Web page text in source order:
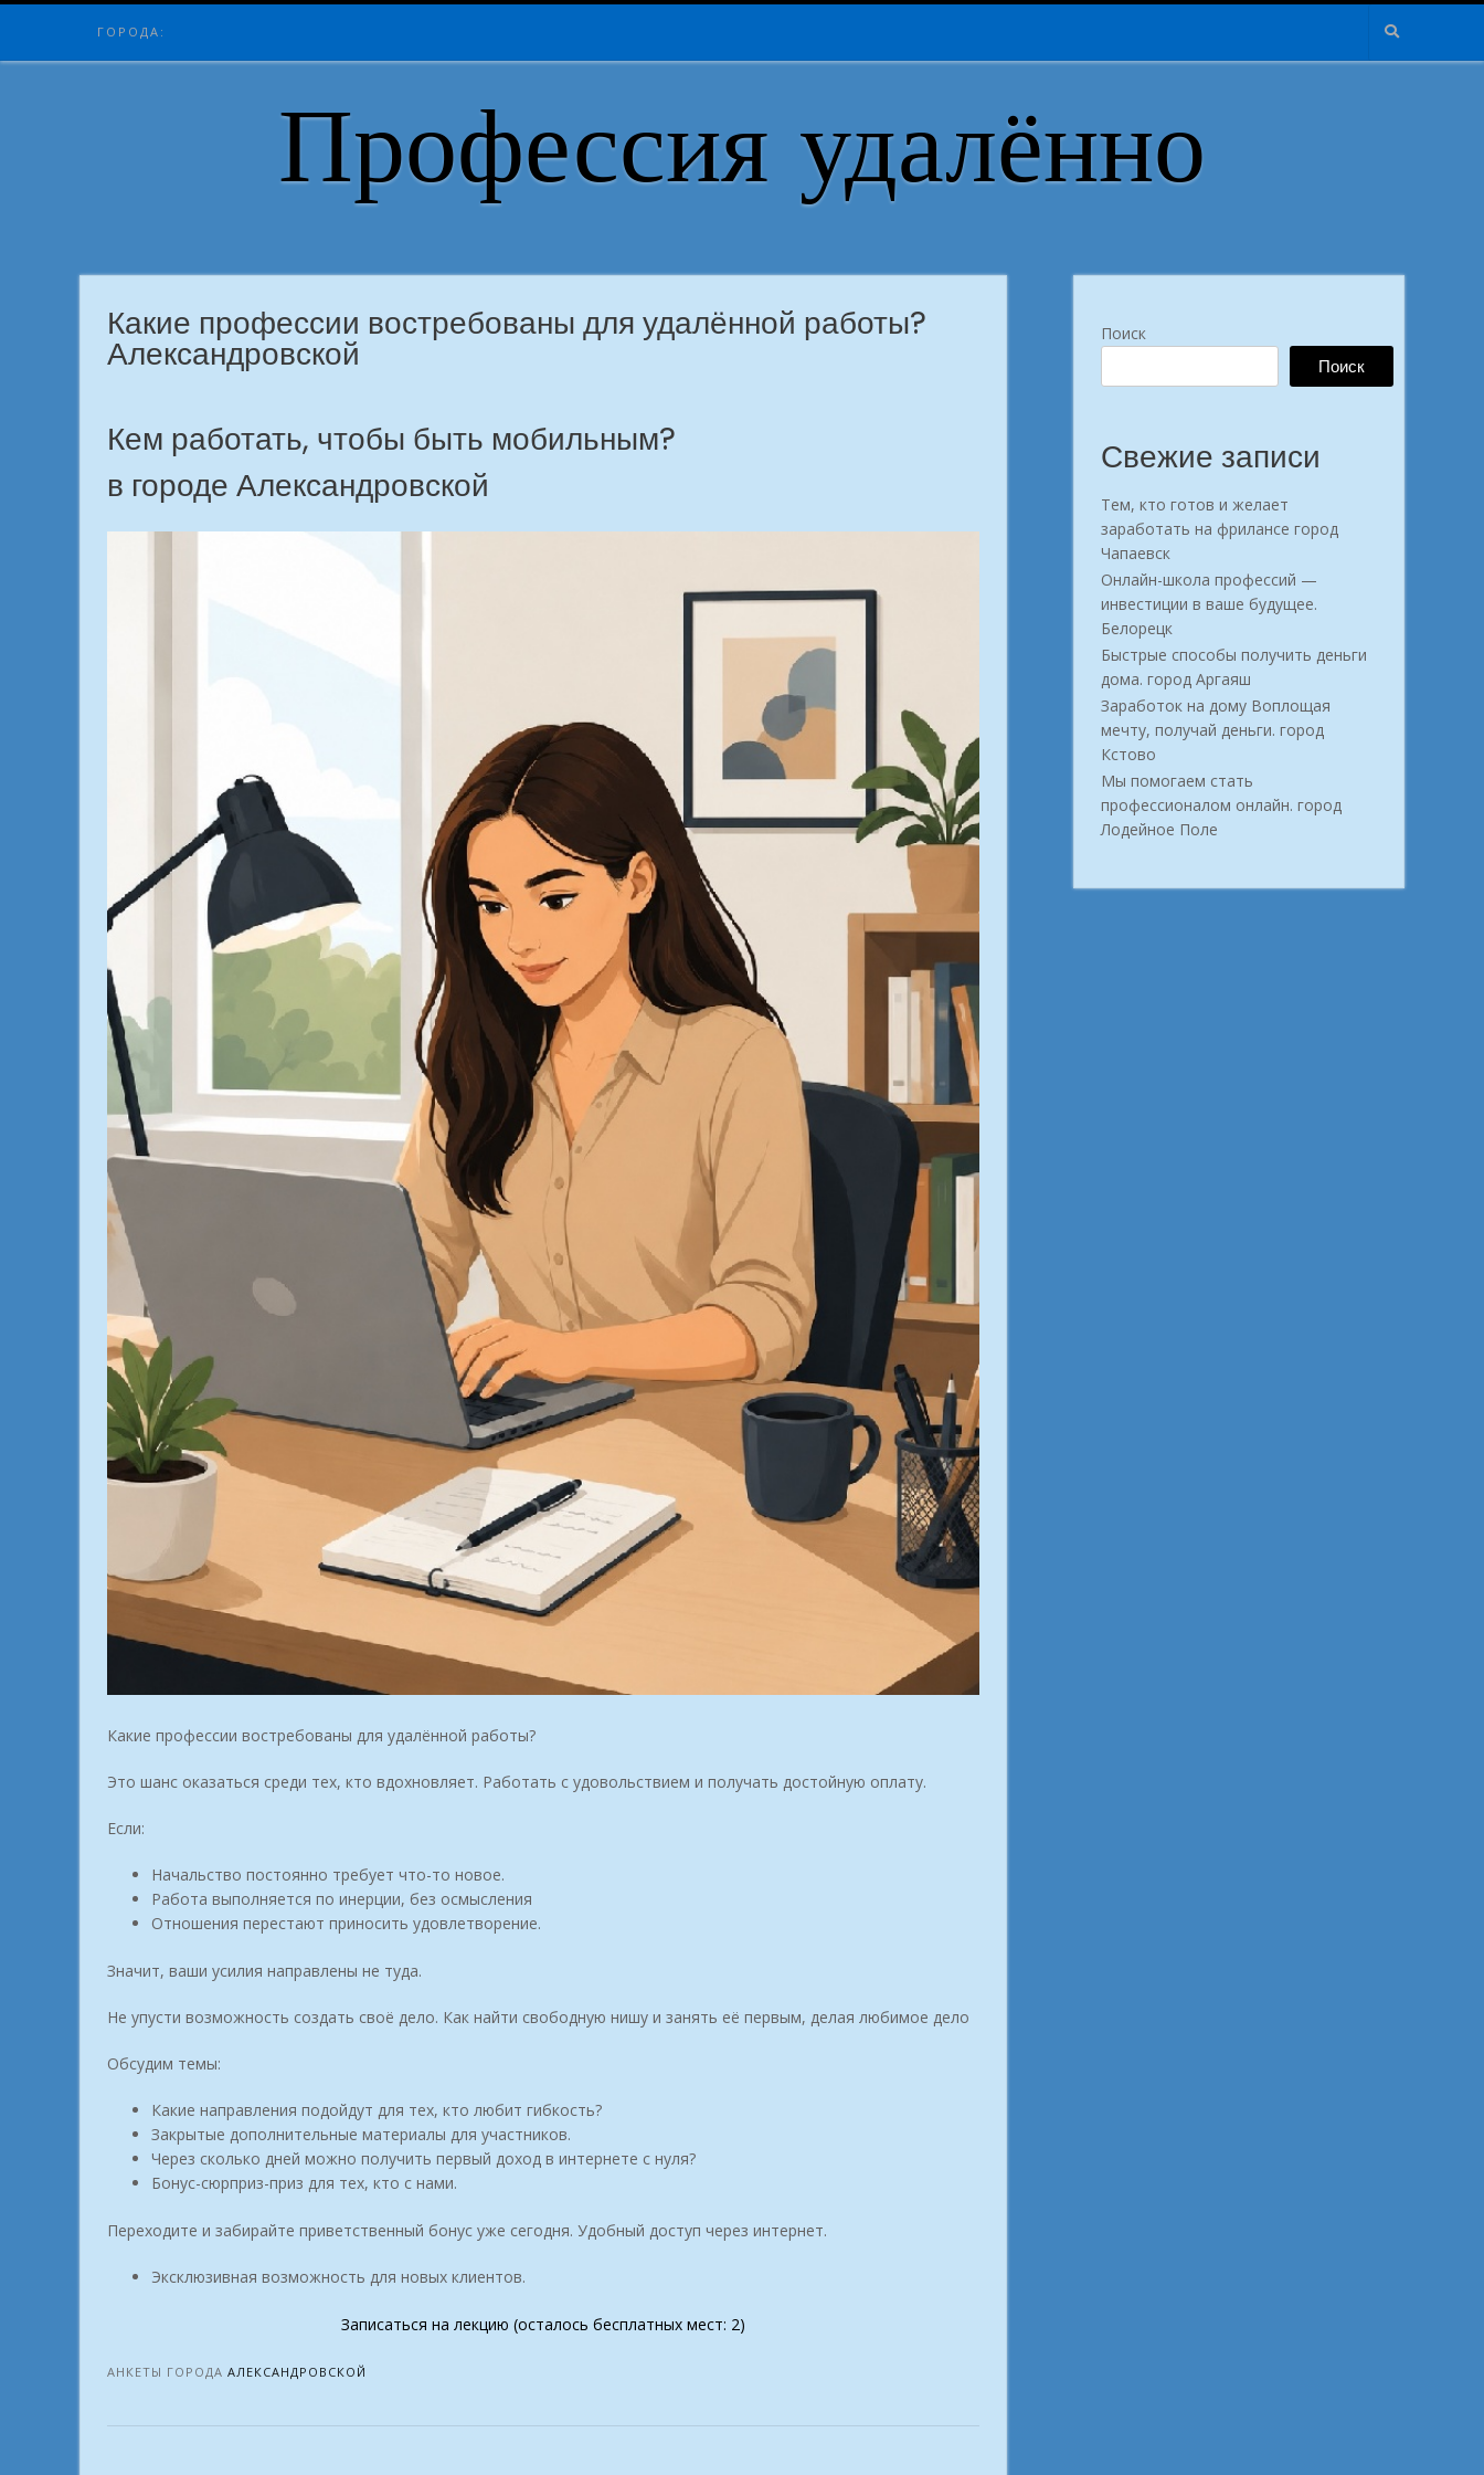
Skip
content
ГОРОДА:
Профессия удалённо
Какие профессии востребованы для удалённой работы?
Александровской
Кем работать, чтобы быть мобильным?
в городе Александровской
Какие профессии востребованы для удалённой работы?
Это шанс оказаться среди тех, кто вдохновляет. Работать с удовольствием и получать достойную оплату.
Если:
Начальство постоянно требует что-то новое.
Работа выполняется по инерции, без осмысления
Отношения перестают приносить удовлетворение.
Значит, ваши усилия направлены не туда.
Не упусти возможность создать своё дело. Как найти свободную нишу и занять её первым, делая любимое дело
Обсудим темы:
Какие направления подойдут для тех, кто любит гибкость?
Закрытые дополнительные материалы для участников.
Через сколько дней можно получить первый доход в интернете с нуля?
Бонус-сюрприз-приз для тех, кто с нами.
Переходите и забирайте приветственный бонус уже сегодня. Удобный доступ через интернет.
Эксклюзивная возможность для новых клиентов.
Записаться на лекцию (осталось бесплатных мест: 2)
АНКЕТЫ ГОРОДА АЛЕКСАНДРОВСКОЙ
Поиск
Поиск
Свежие записи
Тем, кто готов и желает
заработать на фрилансе город
Чапаевск
Онлайн-школа профессий —
инвестиции в ваше будущее.
Белорецк
Быстрые способы получить деньги
дома. город Аргаяш
Заработок на дому Воплощая
мечту, получай деньги. город
Кстово
Мы помогаем стать
профессионалом онлайн. город
Лодейное Поле